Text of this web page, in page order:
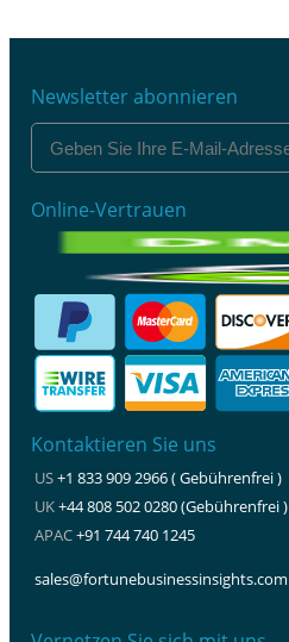
Newsletter abonnieren
Online-Vertrauen
Kontaktieren Sie uns
US+1 833 909 2966 ( Gebührenfrei )
UK+44 808 502 0280 (Gebührenfrei )
APAC+91 744 740 1245
sales@fortunebusinessinsights.com